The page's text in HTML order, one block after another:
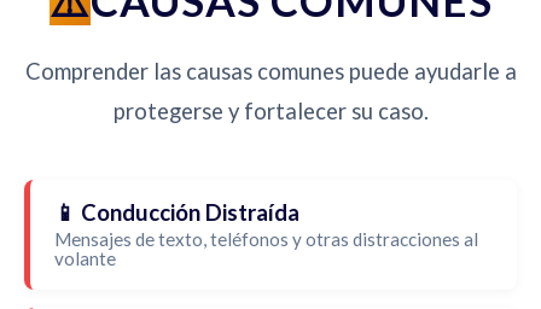
Comprender las causas comunes puede ayudarle a
protegerse y fortalecer su caso.
📱 Conducción Distraída
Mensajes de texto, teléfonos y otras distracciones al
volante